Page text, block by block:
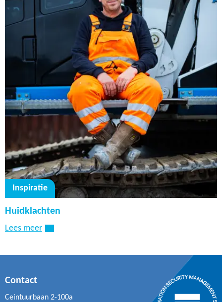
Inspiratie
Huidklachten
Lees meer
Contact
Ceintuurbaan 2-100a